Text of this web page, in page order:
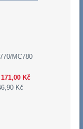
MC780
Kč
Kč